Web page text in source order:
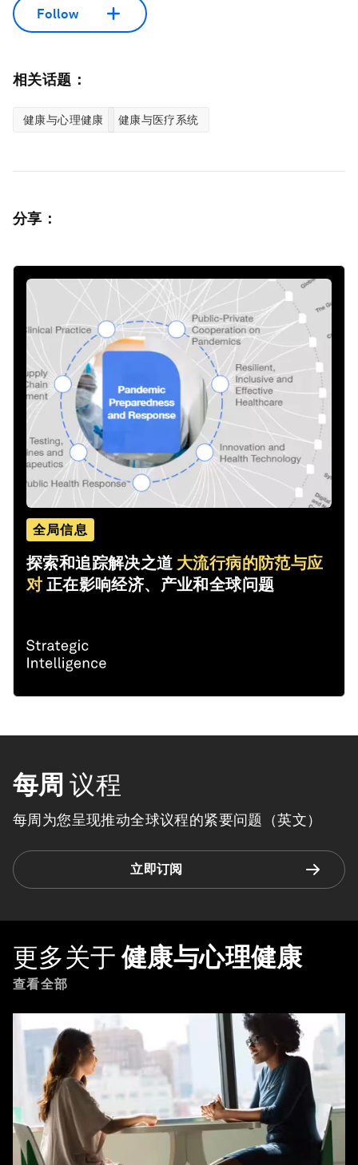
Follow
相关话题：
健康与心理健康 健康与医疗系统
分享：
全局信息
探索和追踪解决之道 大流行病的防范与应
对 正在影响经济、产业和全球问题
每周 议程
每周为您呈现推动全球议程的紧要问题（英文）
立即订阅
更多关于 健康与心理健康
查看全部